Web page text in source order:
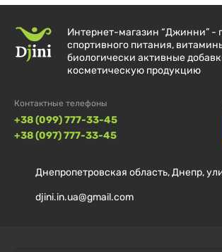
Интернет-магазин “Джинни” -
спортивного питания,
биологически активные
косметическую продукцию
Контактные телефоны
+38 (099) 777-33-45
+38 (097) 777-33-45
Днепропетровская область, Днепр,
djini.in.ua@gmail.com